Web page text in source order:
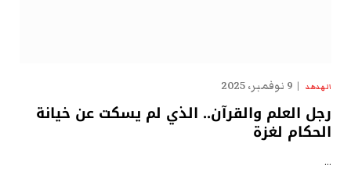
الهدهد 9 نوفمبر، 2025
رجل العلم والقرآن.. الذي لم يسكت عن خيانة
الحكام لغزة
…